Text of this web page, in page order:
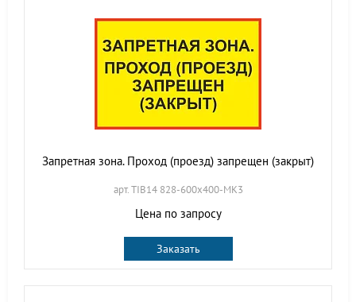
Запретная зона. Проход (проезд) запрещен (закрыт)
арт. TIB14 828-600х400-МК3
Цена по запросу
Заказать